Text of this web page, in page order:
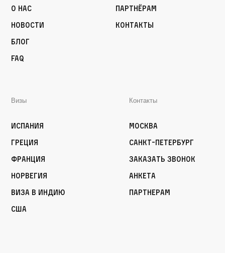
О нас
Новости
Блог
FAQ
Партнёрам
Контакты
Визы
Испания
Греция
Франция
Норвегия
Виза в Индию
США
Контакты
Москва
Санкт-Петербург
Заказать звонок
Анкета
Партнерам